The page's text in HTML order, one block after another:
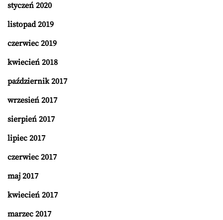
styczeń 2020
listopad 2019
czerwiec 2019
kwiecień 2018
październik 2017
wrzesień 2017
sierpień 2017
lipiec 2017
czerwiec 2017
maj 2017
kwiecień 2017
marzec 2017